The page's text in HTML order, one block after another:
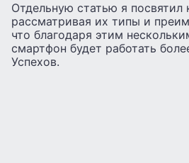
Отдельную статью я посвятил
рассматривая их типы и
что благодаря этим
смартфон будет работать
Успехов.